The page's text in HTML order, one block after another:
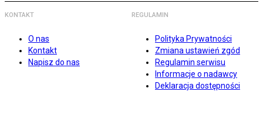
KONTAKT
O nas
Kontakt
Napisz do nas
REGULAMIN
Polityka Prywatności
Zmiana ustawień zgód
Regulamin serwisu
Informacje o nadawcy
Deklaracja dostępności